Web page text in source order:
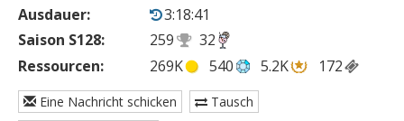
Ausdauer:
3:18:41
Saison S128:
259
32
Ressourcen:
269K 540 5.2K 172
Eine Nachricht schicken Tausch